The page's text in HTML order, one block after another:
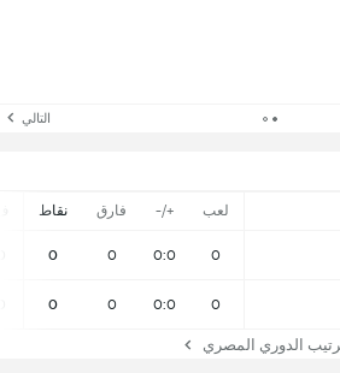
التالي
لعب +/- فارق نقاط
0
0:0
0
0
0
0:0
0
0
الدوري المصري